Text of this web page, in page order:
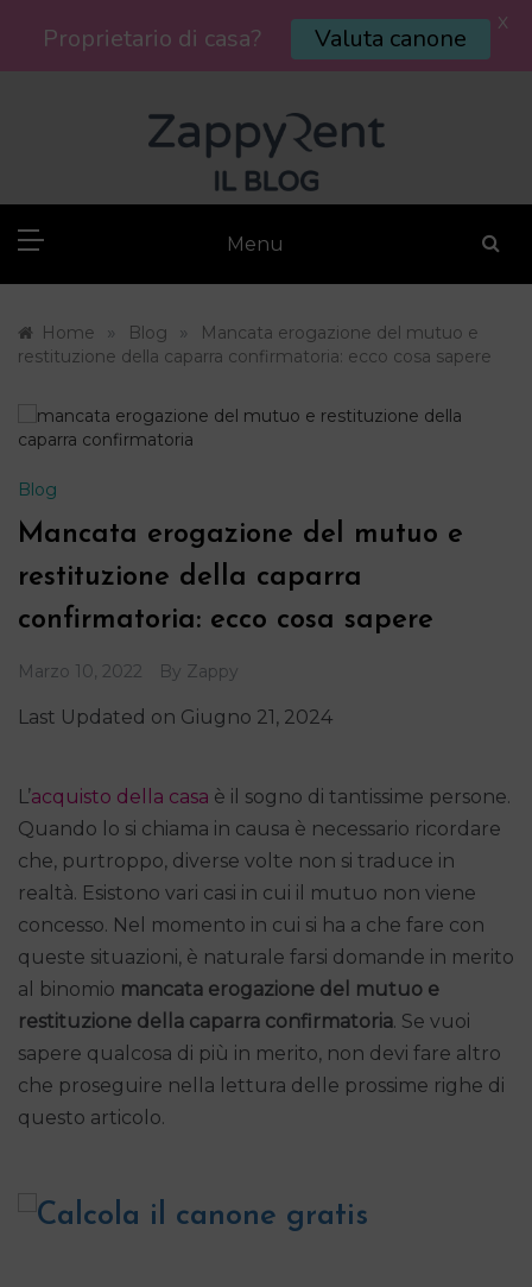
Menu
Home » Blog »
Mancata erogazione del mutuo e
restituzione della caparra confirmatoria: ecco cosa sapere
Blog
Mancata erogazione del mutuo e
restituzione della caparra
confirmatoria: ecco cosa sapere
Marzo 10, 2022 By Zappy
Last Updated on Giugno 21, 2024
L’acquisto della casa è il sogno di tantissime persone.
Quando lo si chiama in causa è necessario ricordare
che, purtroppo, diverse volte non si traduce in
realtà. Esistono vari casi in cui il mutuo non viene
concesso. Nel momento in cui si ha a che fare con
queste situazioni, è naturale farsi domande in merito
al binomio mancata erogazione del mutuo e
restituzione della caparra confirmatoria. Se vuoi
sapere qualcosa di più in merito, non devi fare altro
che proseguire nella lettura delle prossime righe di
questo articolo.
Proprietario di casa? Valuta canone X